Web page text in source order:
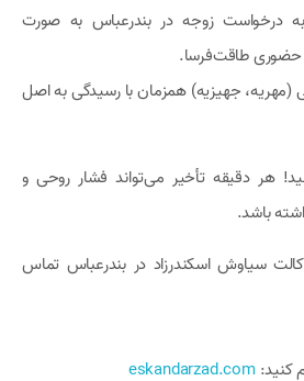
درخواست زوجه در بندرعباس به صورت
حضوری طاقت‌فرسا.
جهیزیه) همزمان با رسیدگی به اصل
هر دقیقه تأخیر می‌تواند فشار روحی و
باشد.
سیاوش اسکندرزاد در بندرعباس تماس
کنید:eskandarzad.com